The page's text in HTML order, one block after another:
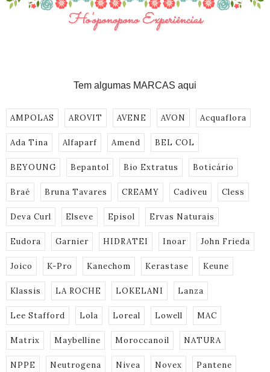
Tem algumas MARCAS aqui
AMPOLAS AROVIT AVENE AVON Acquaflora
Ada Tina Alfaparf Amend BEL COL
BEYOUNG Bepantol Bio Extratus Boticário
Braé Bruna Tavares CREAMY Cadiveu Cless
Deva Curl Elseve Episol Ervas Naturais
Eudora Garnier HIDRATEI Inoar John Frieda
Joico K-Pro Kanechom Kerastase Keune
Klassis LA ROCHE LOKELANI Lanza
Lee Stafford Lola Loreal Lowell MAC
Matrix Maybelline Moroccanoil NATURA
NPPE Neutrogena Nivea Novex Pantene